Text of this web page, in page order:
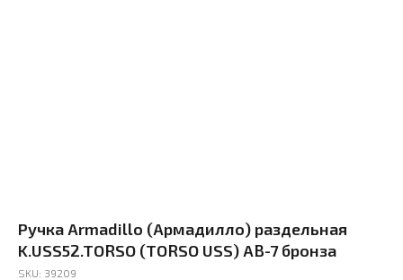
Ручка Armadillo (Армадилло) раздельная
K.USS52.TORSO (TORSO USS) AB-7 бронза
SKU: 39209